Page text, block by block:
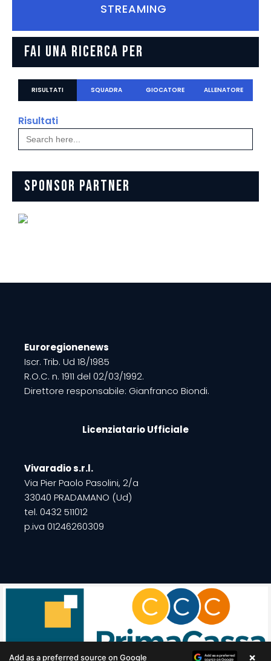
STREAMING
FAI UNA RICERCA PER
RISULTATI SQUADRA GIOCATORE ALLENATORE
Risultati
Search
for:
SPONSOR PARTNER
Euroregionenews
Iscr. Trib. Ud 18/1985
R.O.C. n. 1911 del 02/03/1992.
Direttore responsabile: Gianfranco Biondi.
Licenziatario Ufficiale
Vivaradio s.r.l.
Via Pier Paolo Pasolini, 2/a
33040 PRADAMANO (Ud)
tel. 0432 511012
p.iva 01246260309
Copyright © 2022 Calcio FVG | All rights reserved | Esecuzione
Kodnes Agency
Add as a preferred source on Google ×